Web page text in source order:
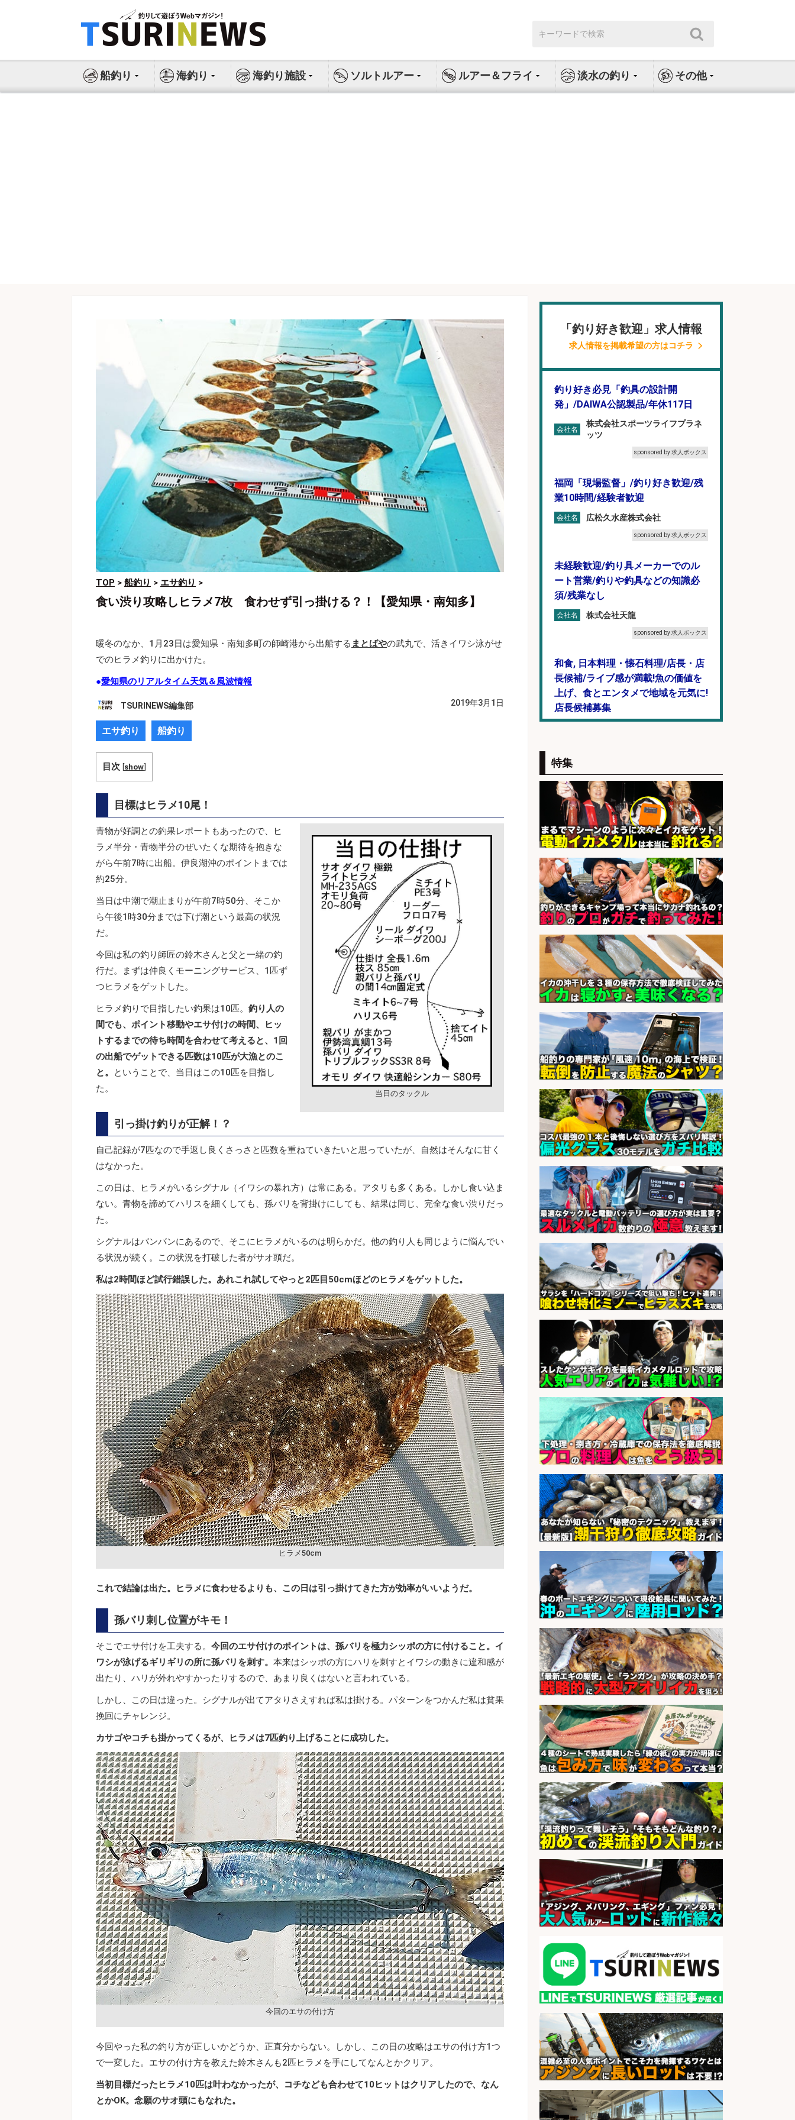
ス
索:
船釣り 海釣り 海釣り施設 ソルトルアー ルアー＆フライ 淡水の釣り その他
TOP > 船釣り > エサ釣り >
食い渋り攻略しヒラメ7枚 食わせず引っ掛ける？！【愛知県・南知多】
暖冬のなか、1月23日は愛知県・南知多町の師崎港から出船する まとばやの武丸で、活きイワシ泳がせ
でのヒラメ釣りに出かけた。
●愛知県のリアルタイム天気＆風波情報
TSURINEWS編集部 2019年3月1日
エサ釣り 船釣り
目次 [show]
目標はヒラメ10尾！
当日のタックル
青物が好調との釣果レポートもあったので、ヒ
ラメ半分・青物半分のぜいたくな期待を抱きな
がら午前7時に出船。伊良湖沖のポイントまでは
約25分。
当日は中潮で潮止まりが午前7時50分、そこか
ら午後1時30分までは下げ潮という最高の状況
だ。
今回は私の釣り師匠の鈴木さんと父と一緒の釣
行だ。まずは仲良くモーニングサービス、1匹ず
つヒラメをゲットした。
ヒラメ釣りで目指したい釣果は10匹。 釣り人の
間でも、ポイント移動やエサ付けの時間、ヒッ
トするまでの待ち時間を合わせて考えると、1回
の出船でゲットできる匹数は10匹が大漁とのこ
と。
ということで、当日はこの10匹を目指し
た。
引っ掛け釣りが正解！？
自己記録が7匹なので手返し良くさっさと匹数を重ねていきたいと思っていたが、自然はそんなに甘く
はなかった。
この日は、ヒラメがいるシグナル（イワシの暴れ方）は常にある。アタリも多くある。しかし食い込ま
ない。青物を諦めてハリスを細くしても、孫バリを背掛けにしても、結果は同じ、完全な食い渋りだっ
た。
シグナルはバンバンにあるので、そこにヒラメがいるのは明らかだ。他の釣り人も同じように悩んでい
る状況が続く。この状況を打破した者がサオ頭だ。
私は2時間ほど試行錯誤した。あれこれ試してやっと2匹目50cmほどのヒラメをゲットした。
ヒラメ50cm
これで結論は出た。ヒラメに食わせるよりも、この日は引っ掛けてきた方が効率がいいようだ。
孫バリ刺し位置がキモ！
そこでエサ付けを工夫する。 今回のエサ付けのポイントは、孫バリを極力シッポの方に付けること。イ
ワシが泳げるギリギリの所に孫バリを刺す。 本来はシッポの方にハリを刺すとイワシの動きに違和感が
出たり、ハリが外れやすかったりするので、あまり良くはないと言われている。
しかし、この日は違った。シグナルが出てアタりさえすれば私は掛ける。パターンをつかんだ私は貧果
挽回にチャレンジ。
カサゴやコチも掛かってくるが、ヒラメは7匹釣り上げることに成功した。
今回のエサの付け方
今回やった私の釣り方が正しいかどうか、正直分からない。しかし、この日の攻略はエサの付け方1つ
で一変した。エサの付け方を教えた鈴木さんも2匹ヒラメを手にしてなんとかクリア。
当初目標だったヒラメ10匹は叶わなかったが、コチなども合わせて10ヒットはクリアしたので、なん
とかOK。念願のサオ頭にもなれた。
「釣り好き歓迎」求人情報
求人情報を掲載希望の方はコチラ
釣り好き必見「釣具の設計開
発」/DAIWA公認製品/年休117日
会社名
株式会社スポーツライフプラネ
ッツ
sponsored by 求人ボックス
福岡「現場監督」/釣り好き歓迎/残
業10時間/経験者歓迎
会社名 広松久水産株式会社
sponsored by 求人ボックス
未経験歓迎/釣り具メーカーでのル
ート営業/釣りや釣具などの知識必
須/残業なし
会社名 株式会社天龍
sponsored by 求人ボックス
和食, 日本料理・懐石料理/店長・店
長候補/ライブ感が満載!魚の価値を
上げ、食とエンタメで地域を元気に!
店長候補募集
宮崎/魚や漁業に関わる現場・事務
の「総合職」 未経験可
会社名 宮崎県漁業協同組合連合会
sponsored by 求人ボックス
8月開始/釣り具メーカーでの営業ア
シスタントのお仕事/残業なし/即日
勤務可/営業事務/軽作業
会社名 株式会社パソナ
sponsored by 求人ボックス
営業事務/「大津市」「時給1,300
円」小野駅から徒歩6分/釣り具メー
カーの物流事務・営業アシスタン
ト/残業なし×土日祝休み×大型連休
あり/滋賀県/大津市
会社名 株式会社ホットスタッフ滋賀
sponsored by 求人ボックス
日払いOKで即日収入/品出し/釣り具
のピッキング 梱包STAFF/大阪府/岸
和田市
会社名 株式会社アドミック
釣り具メーカーでの釣り竿の販売促
進業務
会社名 株式会社天龍
sponsored by 求人ボックス
釣り具などの出荷作業～～/工場/製
造
会社名 UTグループ株式会社
sponsored by 求人ボックス
さらに求人情報を見る
特集